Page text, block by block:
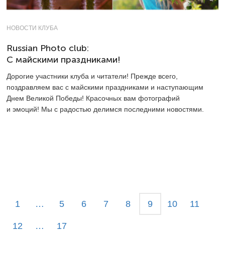
НОВОСТИ КЛУБА
Russian Photo club:
С майскими праздниками!
Дорогие участники клуба и читатели! Прежде всего,
поздравляем вас с майскими праздниками и наступающим
Днем Великой Победы! Красочных вам фотографий
и эмоций! Мы с радостью делимся последними новостями.
1 … 5 6 7 8 9 10 11
12 … 17